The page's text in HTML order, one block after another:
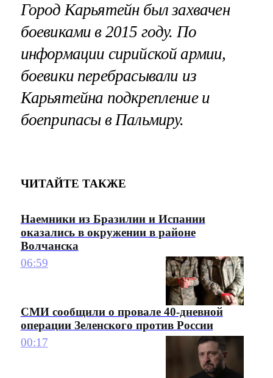
Город Карьятейн был захвачен
боевиками в 2015 году. По
информации сирийской армии,
боевики перебрасывали из
Карьятейна подкрепление и
боеприпасы в Пальмиру.
ЧИТАЙТЕ ТАКЖЕ
Наемники из Бразилии и Испании
оказались в окружении в районе
Волчанска
06:59
СМИ сообщили о провале 40-дневной
операции Зеленского против России
00:17